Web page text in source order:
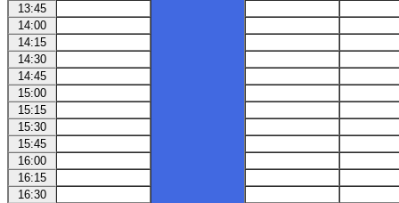
13:45
14:00
14:15
14:30
14:45
15:00
15:15
15:30
15:45
16:00
16:15
16:30